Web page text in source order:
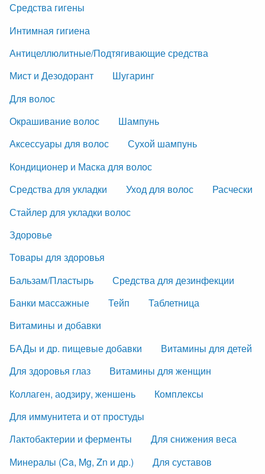
Средства гигены
Интимная гигиена
Антицеллюлитные/Подтягивающие средства
Мист и Дезодорант
Шугаринг
Для волос
Окрашивание волос
Шампунь
Аксессуары для волос
Сухой шампунь
Кондиционер и Маска для волос
Средства для укладки
Уход для волос
Расчески
Стайлер для укладки волос
Здоровье
Товары для здоровья
Бальзам/Пластырь
Средства для дезинфекции
Банки массажные
Тейп
Таблетница
Витамины и добавки
БАДы и др. пищевые добавки
Витамины для детей
Для здоровья глаз
Витамины для женщин
Коллаген, аодзиру, женшень
Комплексы
Для иммунитета и от простуды
Лактобактерии и ферменты
Для снижения веса
Минералы (Ca, Mg, Zn и др.)
Для суставов